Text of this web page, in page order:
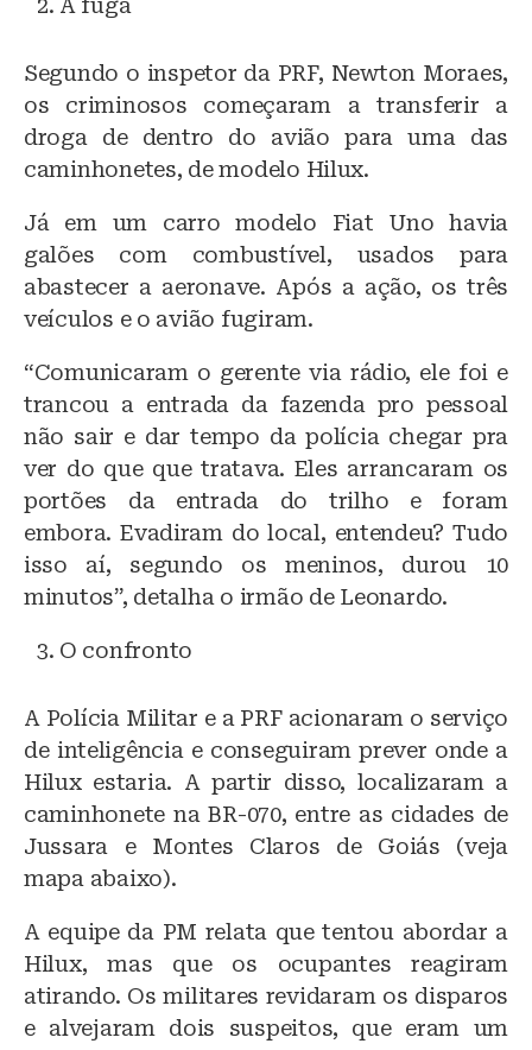
Segundo o inspetor da PRF, Newton Moraes,
os criminosos começaram a transferir a
droga de dentro do avião para uma das
caminhonetes, de modelo Hilux.
Já em um carro modelo Fiat Uno havia
galões com combustível, usados para
abastecer a aeronave. Após a ação, os três
veículos e o avião fugiram.
“Comunicaram o gerente via rádio, ele foi e
trancou a entrada da fazenda pro pessoal
não sair e dar tempo da polícia chegar pra
ver do que que tratava. Eles arrancaram os
portões da entrada do trilho e foram
embora. Evadiram do local, entendeu? Tudo
isso aí, segundo os meninos, durou 10
minutos”, detalha o irmão de Leonardo.
O confronto
A Polícia Militar e a PRF acionaram o serviço
de inteligência e conseguiram prever onde a
Hilux estaria. A partir disso, localizaram a
caminhonete na BR-070, entre as cidades de
Jussara e Montes Claros de Goiás (veja
mapa abaixo).
A equipe da PM relata que tentou abordar a
Hilux, mas que os ocupantes reagiram
atirando. Os militares revidaram os disparos
e alvejaram dois suspeitos, que eram um